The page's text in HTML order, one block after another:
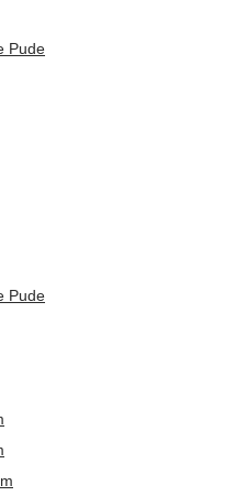
Pude
Pude